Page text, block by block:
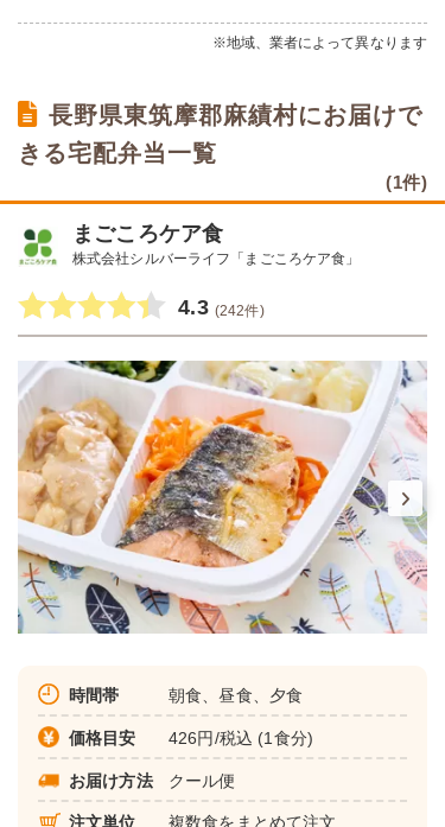
※地域、業者によって異なります
長野県東筑摩郡麻績村にお届けで
きる宅配弁当一覧
(1件)
まごころケア食
株式会社シルバーライフ「まごころケア食」
4.3 (242件)
時間帯 朝食、昼食、夕食
価格目安 426円/税込 (1食分)
お届け方法 クール便
注文単位 複数食をまとめて注文